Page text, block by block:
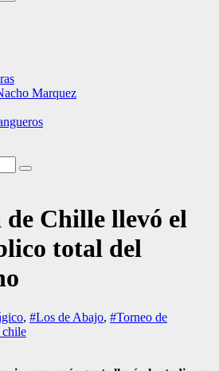
Marquez
Chille llevó el
total del
, #Los de Abajo, #Torneo de
chile